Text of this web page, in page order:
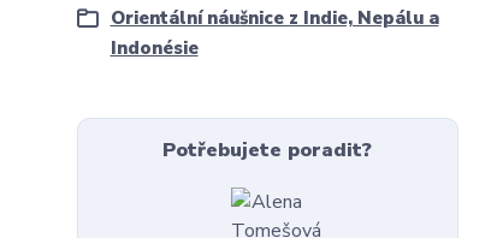
Orientální náušnice z Indie, Nepálu a
Indonésie
Potřebujete poradit?